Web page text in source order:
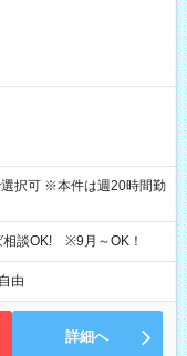
択可 ※本件は週20時間勤
談OK! ※9月～OK！
由
詳細へ